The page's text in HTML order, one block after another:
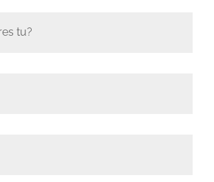
tu?